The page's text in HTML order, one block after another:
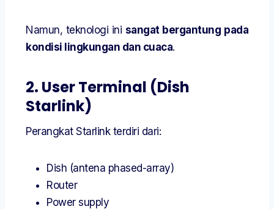
Namun, teknologi ini sangat bergantung pada
kondisi lingkungan dan cuaca.
2. User Terminal (Dish
Starlink)
Perangkat Starlink terdiri dari:
Dish (antena phased-array)
Router
Power supply